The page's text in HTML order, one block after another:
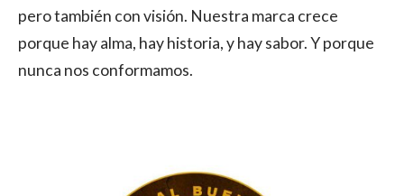
pero también con visión. Nuestra marca crece
porque hay alma, hay historia, y hay sabor. Y porque
nunca nos conformamos.